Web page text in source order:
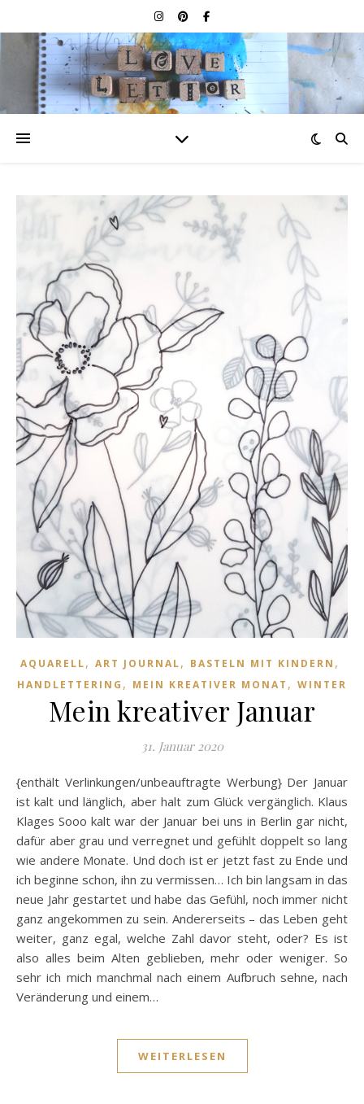
AQUARELL, ART JOURNAL, BASTELN MIT KINDERN ,
HANDLETTERING , MEIN KREATIVER MONAT , WINTER
Mein kreativer Januar
31. Januar 2020
{enthält Verlinkungen/unbeauftragte Werbung} Der Januar
ist kalt und länglich, aber halt zum Glück vergänglich. Klaus
Klages Sooo kalt war der Januar bei uns in Berlin gar nicht,
dafür aber grau und verregnet und gefühlt doppelt so lang
wie andere Monate. Und doch ist er jetzt fast zu Ende und
ich beginne schon, ihn zu vermissen… Ich bin langsam in das
neue Jahr gestartet und habe das Gefühl, noch immer nicht
ganz angekommen zu sein. Andererseits – das Leben geht
weiter, ganz egal, welche Zahl davor steht, oder? Es ist
also alles beim Alten geblieben, mehr oder weniger. So
sehr ich mich manchmal nach einem Aufbruch sehne, nach
Veränderung und einem…
WEITERLESEN